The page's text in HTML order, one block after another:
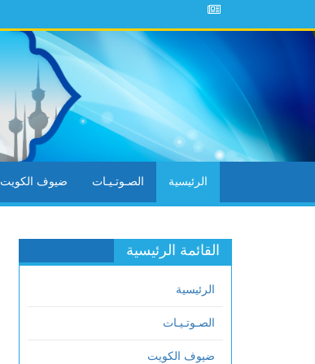
الرئيسية الصـوتـيـات ضيوف الكويت
القائمة الرئيسية
الرئيسية
الصـوتـيـات
ضيوف الكويت